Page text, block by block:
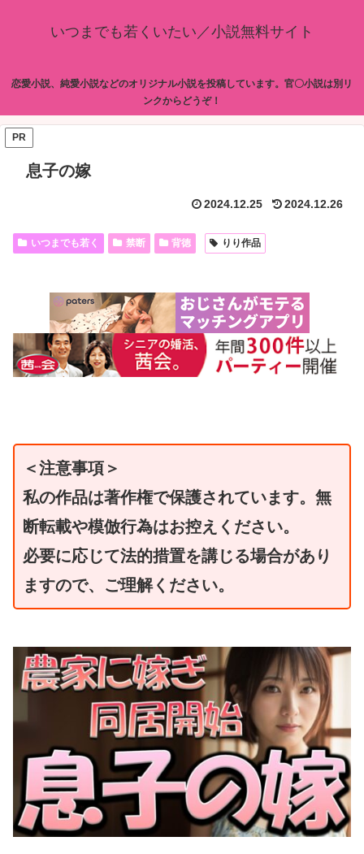
いつまでも若くいたい／小説無料サイト
恋愛小説、純愛小説などのオリジナル小説を投稿しています。官〇小説は別リ
ンクからどうぞ！
PR
息子の嫁
2024.12.25 2024.12.26
いつまでも若く 禁断 背徳 りり作品
＜注意事項＞
私の作品は著作権で保護されています。無
断転載や模倣行為はお控えください。
必要に応じて法的措置を講じる場合があり
ますので、ご理解ください。